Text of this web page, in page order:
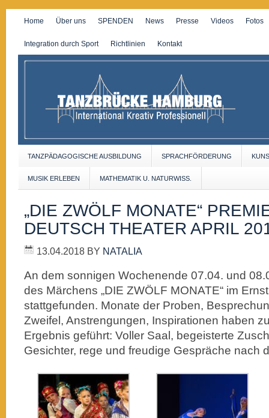
Home Über uns SPENDEN News Presse Videos Fotos
Integration durch Sport Richtlinien Kontakt
TANZPÄDAGOGISCHE AUSBILDUNG SPRACHFÖRDERUNG
MUSIK ERLEBEN MATHEMATIK U. NATURWISS.
„DIE ZWÖLF MONATE“
DEUTSCH THEATER APRIL
13.04.2018 BY NATALIA
An dem sonnigen Wochenende 07.04. und
des Märchens „DIE ZWÖLF MONATE“ im
stattgefunden. Monate der Proben,
Zweifel, Anstrengungen, Inspirationen haben
Ergebnis geführt: Voller Saal, begeisterte
Gesichter, rege und freudige Gespräche nach